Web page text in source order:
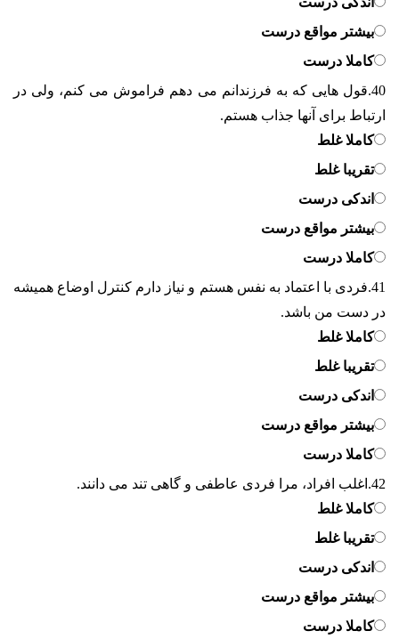
بیشتر مواقع درست
کاملا درست
40. قول هایی که به فرزندانم می دهم فراموش می کنم، ولی در
ارتباط برای آنها جذاب هستم.
کاملا غلط
تقریبا غلط
اندکی درست
بیشتر مواقع درست
کاملا درست
41. فردی با اعتماد به نفس هستم و نیاز دارم کنترل اوضاع همیشه
در دست من باشد.
کاملا غلط
تقریبا غلط
اندکی درست
بیشتر مواقع درست
کاملا درست
42. اغلب افراد، مرا فردی عاطفی و گاهی تند می دانند.
کاملا غلط
تقریبا غلط
اندکی درست
بیشتر مواقع درست
کاملا درست